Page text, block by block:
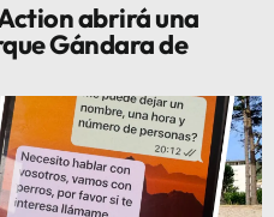
abrirá una
Gándara de